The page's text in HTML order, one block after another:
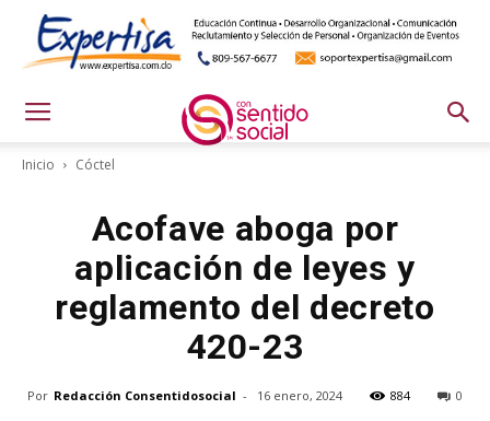
Inicio Cóctel
Acofave aboga por
aplicación de leyes y
reglamento del decreto
420-23
Por Redacción Consentidosocial - 16 enero, 2024 884 0